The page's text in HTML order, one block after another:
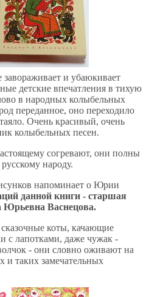
завораживает и убаюкивает
детские впечатления в тихую
в народных колыбельных
переданное, оно переходило
Очень красивый, очень
колыбельных песен.
согревают, они полны
народу.
напоминает о Юрии
данной книги - старшая
Юрьевна Васнецова.
коты, качающие
с лапотками, даже чужак -
- они словно оживают на
и таких замечательных